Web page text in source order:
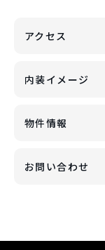
アクセス
内装イメージ
物件情報
お問い合わせ